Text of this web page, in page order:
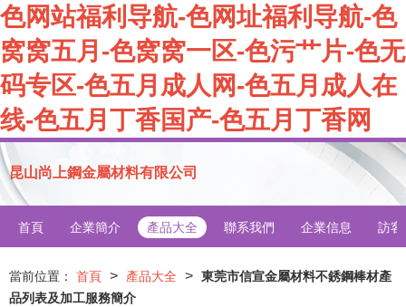
色网站福利导航-色网址福利导航-色
窝窝五月-色窝窝一区-色污艹片-色无
码专区-色五月成人网-色五月成人在
线-色五月丁香国产-色五月丁香网
昆山尚上鋼金屬材料有限公司
首頁 企業簡介 產品大全 聯系我們 企業信息 訪客
當前位置： 首頁 > 產品大全 > 東莞市信宣金屬材料不銹鋼棒材產
品列表及加工服務簡介